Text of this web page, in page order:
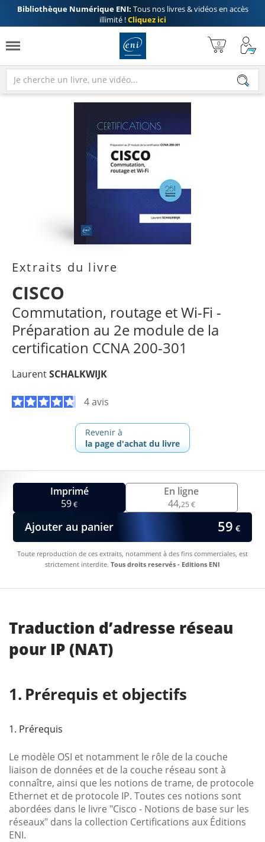
Bibliothèque Numérique ENI: Tous nos livres & vidéos en accès
illimité !Cliquez ici
Extraits du livre
CISCO
Commutation, routage et Wi-Fi -
Préparation au 2e module de la
certification CCNA 200-301
LaurentSCHALKWIJK
4 avis
Revenir à
la page d'achat du livre
Imprimé
59€
En ligne
44,25 €
Ajouter au panier 59 €
Toute reproduction de ces extraits, notamment à des fins commerciales, est
strictement interdite. Tous droits reservés - Editions ENI
Traduction d’adresse réseau
pour IP (NAT)
Prérequis et objectifs
1. Prérequis
Le modèle OSI et notamment le rôle de la couche
liaison de données et de la couche réseau sont à
connaître, ainsi que les notions de trame, de protocole
Ethernet et de protocole IP. Toutes ces notions sont
abordées dans le livre "Cisco - Notions de base sur les
réseaux" dans la collection Certifications aux Éditions
ENI.